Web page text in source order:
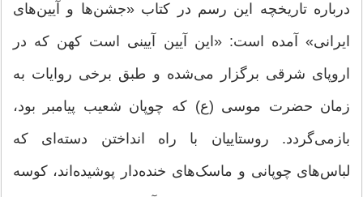
درباره تاریخچه این رسم در کتاب «جشن‌ها و آیین‌های
ایرانی» آمده است: «این آیین آیینی است کهن که در
اروپای شرقی برگزار می‌شده و طبق برخی روایات به
زمان حضرت موسی (ع) که چوپان شعیب پیامبر بود،
بازمی‌گردد. روستاییان با راه انداختن دسته‌ای که
لباس‌های چوپانی و ماسک‌های خنده‌دار پوشیده‌اند، کوسه